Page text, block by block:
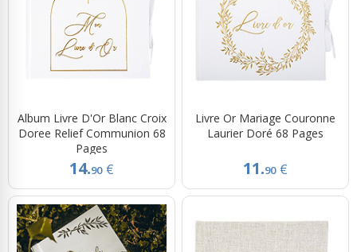
Album Livre D'Or Blanc Croix
Doree Relief Communion 68
Pages
14.90 €
Livre Or Mariage Couronne
Laurier Doré 68 Pages
11.90 €